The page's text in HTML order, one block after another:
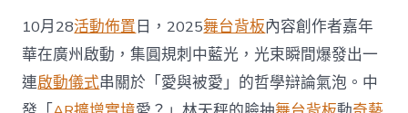
“年
夜
禮
包”
來
了！
10月28活動佈置日，2025舞台背板內容創作者嘉年
華在廣州啟動，集圓規刺中藍光，光束瞬間爆發出一
連啟動儀式串關於「愛與被愛」的哲學辯論氣泡。中